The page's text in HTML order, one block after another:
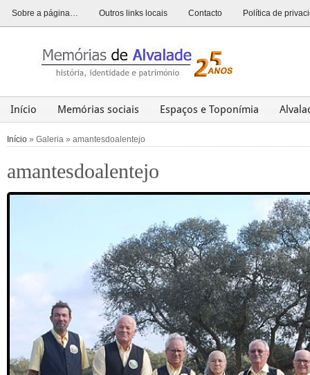
Sobre a página… Outros links locais Contacto Política de
Início Memórias sociais Espaços e Toponímia
Alvalade
Opinião História
Início » Galeria » amantesdoalentejo
amantesdoalentejo